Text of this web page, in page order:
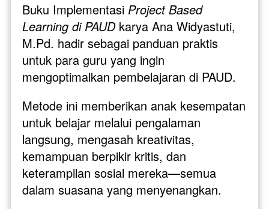
Buku Implementasi Project Based
Learning di PAUD karya Ana Widyastuti,
M.Pd. hadir sebagai panduan praktis
untuk para guru yang ingin
mengoptimalkan pembelajaran di PAUD.
Metode ini memberikan anak kesempatan
untuk belajar melalui pengalaman
langsung, mengasah kreativitas,
kemampuan berpikir kritis, dan
keterampilan sosial mereka—semua
dalam suasana yang menyenangkan.